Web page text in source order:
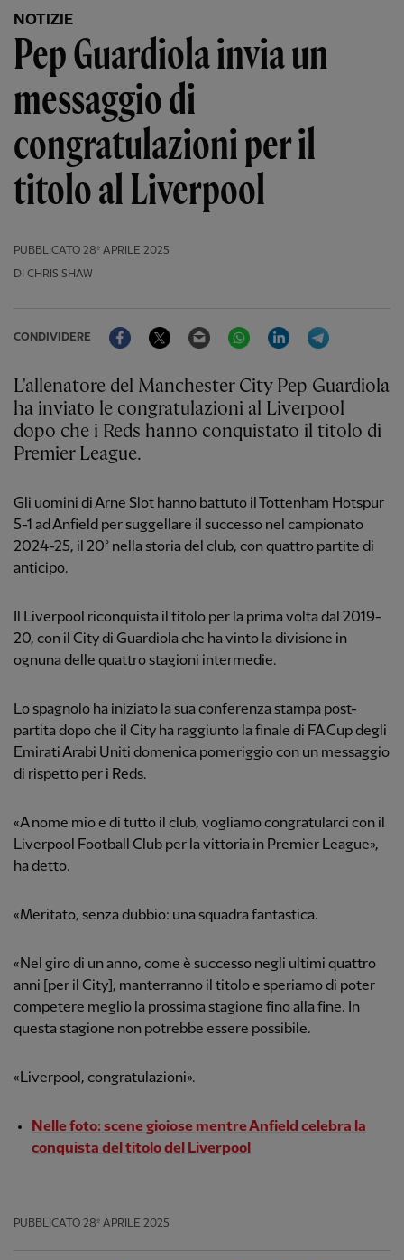
NOTIZIE
Pep Guardiola invia un
messaggio di
congratulazioni per il
titolo al Liverpool
PUBBLICATO 28º APRILE 2025
DI CHRIS SHAW
CONDIVIDERE
FacebookTwitter Email WhatsAppLinkedIn
L'allenatore del Manchester City Pep Guardiola
ha inviato le congratulazioni al Liverpool
dopo che i Reds hanno conquistato il titolo di
Premier League.
Gli uomini di Arne Slot hanno battuto il Tottenham Hotspur
5-1 ad Anfield per suggellare il successo nel campionato
2024-25, il 20° nella storia del club, con quattro partite di
anticipo.
Il Liverpool riconquista il titolo per la prima volta dal 2019-
20, con il City di Guardiola che ha vinto la divisione in
ognuna delle quattro stagioni intermedie.
Lo spagnolo ha iniziato la sua conferenza stampa post-
partita dopo che il City ha raggiunto la finale di FA Cup degli
Emirati Arabi Uniti domenica pomeriggio con un messaggio
di rispetto per i Reds.
«A nome mio e di tutto il club, vogliamo congratularci con il
Liverpool Football Club per la vittoria in Premier League»,
ha detto.
«Meritato, senza dubbio: una squadra fantastica.
«Nel giro di un anno, come è successo negli ultimi quattro
anni [per il City], manterranno il titolo e speriamo di poter
competere meglio la prossima stagione fino alla fine. In
questa stagione non potrebbe essere possibile.
«Liverpool, congratulazioni».
Nelle foto: scene gioiose mentre Anfield celebra la
conquista del titolo del Liverpool
PUBBLICATO 28º APRILE 2025